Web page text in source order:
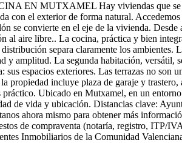
EN MUTXAMEL Hay viviendas que se
con el exterior de forma natural.
se convierte en el eje de la vivienda.
al aire libre.. La cocina, práctica y bien
separa claramente los
y amplitud. La segunda habitación,
espacios exteriores. Las terrazas no son
propiedad incluye plaza de garaje y
Ubicado en Mutxamel, en un
de vida y ubicación. Distancias clave:
ahora mismo para obtener más
de compraventa (notaría, registro, ITP/
Inmobiliarios de la Comunidad